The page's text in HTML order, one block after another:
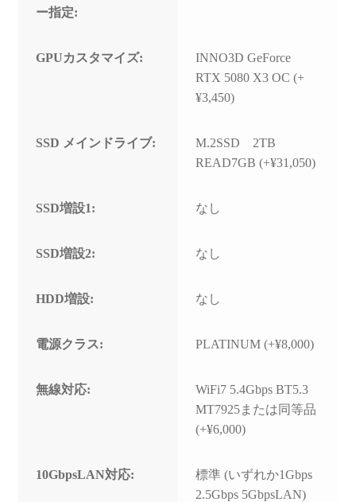
ー指定:
GPUカスタマイズ:
INNO3D GeForce
RTX 5080 X3 OC (+
¥3,450)
SSD メインドライブ:
M.2SSD 2TB
READ7GB (+¥31,050)
SSD増設1: なし
SSD増設2: なし
HDD増設: なし
電源クラス: PLATINUM (+¥8,000)
無線対応:
WiFi7 5.4Gbps BT5.3
MT7925または同等品
(+¥6,000)
10GbpsLAN対応:
標準 (いずれか1Gbps
2.5Gbps 5GbpsLAN)